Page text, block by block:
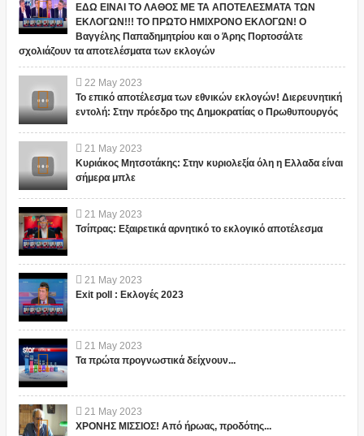
ΕΔΩ ΕΙΝΑΙ ΤΟ ΛΑΘΟΣ ΜΕ ΤΑ ΑΠΟΤΕΛΕΣΜΑΤΑ ΤΩΝ
ΕΚΛΟΓΩΝ!!! ΤΟ ΠΡΩΤΟ ΗΜΙΧΡΟΝΟ ΕΚΛΟΓΩΝ! Ο
Βαγγέλης Παπαδημητρίου και ο Άρης Πορτοσάλτε
σχολιάζουν τα αποτελέσματα των εκλογών
22 May 2023
Το επικό αποτέλεσμα των εθνικών εκλογών! Διερευνητική
εντολή: Στην πρόεδρο της Δημοκρατίας ο Πρωθυπουργός
21 May 2023
Κυριάκος Μητσοτάκης: Στην κυριολεξία όλη η Ελλαδα είναι
σήμερα μπλε
21 May 2023
Τσίπρας: Εξαιρετικά αρνητικό το εκλογικό αποτέλεσμα
21 May 2023
Exit poll : Εκλογές 2023
21 May 2023
Τα πρώτα προγνωστικά δείχνουν...
21 May 2023
ΧΡΟΝΗΣ ΜΙΣΣΙΟΣ! Από ήρωας, προδότης...